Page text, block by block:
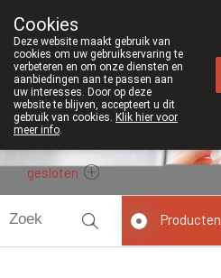
089/382429
gesloten
Producten
Cookies
Deze website maakt gebruik van
cookies om uw gebruikservaring te
verbeteren en om onze diensten en
aanbiedingen aan te passen aan
uw interesses. Door op deze
website te blijven, accepteert u dit
gebruik van cookies. Klik hier voor
meer info.